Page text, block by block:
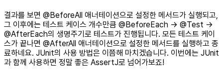
결과를 보면 @BeforeAll 애너테이션으로 설정한 메서드가 실행되고,
그 이후에는 테스트 케이스 개수만큼 @BeforeEach → @Test →
@AfterEach의 생명주기로 테스트가 진행됩니다. 모든 테스트 케이
스가 끝나면 @AfterAll 애너테이션으로 설정한 메서드를 실행하고 종
료하네요. JUnit의 사용 방법은 이쯤해 마치겠습니다. 이번에는 JUnit
과 함께 사용하면 정말 좋은 AssertJ로 넘어가보죠!